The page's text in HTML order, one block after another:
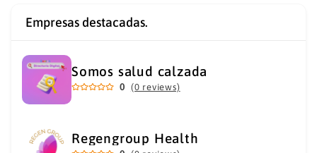
Empresas destacadas.
Somos salud calzada
0 (0 reviews)
Regengroup Health